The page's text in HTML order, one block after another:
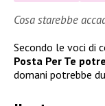
Cosa starebbe
Secondo le voci di
Posta Per Te
domani potrebbe